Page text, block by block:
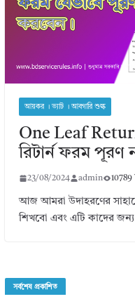
আয়কর । ভ্যাট । আবগারি শুল্ক
One Leaf
রিটার্ন ফরম পূরণ
23/08/2024 admin 10789
আজ আমরা উদাহরণের
শিখবো এবং এটি কাদের
সর্বশেষ প্রকাশিত